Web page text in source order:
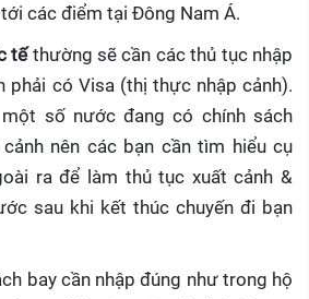
các điểm tại Đông Nam Á.
tếthường sẽ cần các thủ tục nhập
phải có Visa (thị thực nhập cảnh).
một số nước đang có chính sách
nên các bạn cần tìm hiểu cụ
ra để làm thủ tục xuất cảnh &
sau khi kết thúc chuyến đi bạn
bay cần nhập đúng như trong hộ